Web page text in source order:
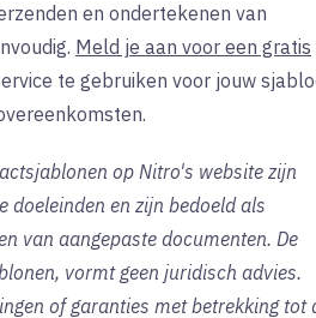
en ondertekenen van
Meld je aan voor een gratis
te gebruiken voor jouw
op Nitro's website zijn
doeleinden en zijn bedoeld als
van aangepaste documenten. De
vormt geen juridisch advies.
of garanties met betrekking tot